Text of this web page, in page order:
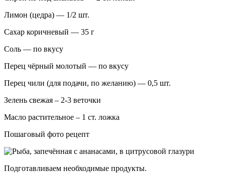
Лимон (цедра) — 1/2 шт.
Сахар коричневый — 35 г
Соль — по вкусу
Перец чёрный молотый — по вкусу
Перец чили (для подачи, по желанию) — 0,5 шт.
Зелень свежая – 2-3 веточки
Масло растительное – 1 ст. ложка
Пошаговый фото рецепт
Подготавливаем необходимые продукты.